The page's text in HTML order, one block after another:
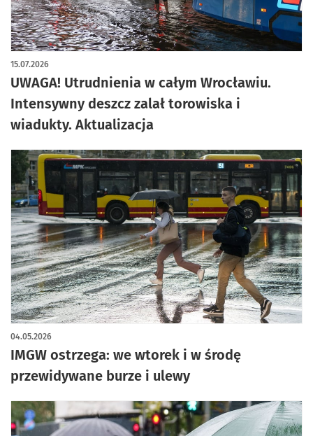
UWAGA! Utrudnienia w całym Wrocławiu.
Intensywny deszcz zalał torowiska i
wiadukty. Aktualizacja
15.07.2026
artykuł z galerią zdjęć
IMGW ostrzega: we wtorek i w środę
przewidywane burze i ulewy
04.05.2026